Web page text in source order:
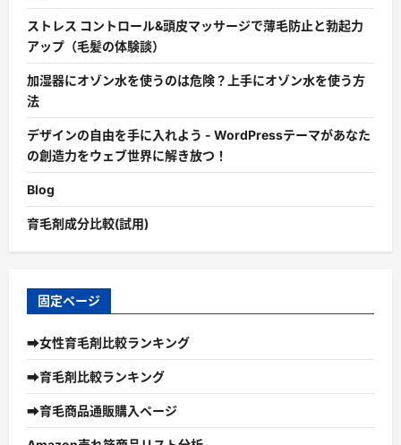
ストレス コントロール&頭皮マッサージで薄毛防止と勃起力
アップ（毛髪の体験談）
加湿器にオゾン水を使うのは危険？上手にオゾン水を使う方
法
デザインの自由を手に入れよう - WordPressテーマがあなた
の創造力をウェブ世界に解き放つ！
Blog
育毛剤成分比較(試用)
固定ページ
➡女性育毛剤比較ランキング
➡育毛剤比較ランキング
➡育毛商品通販購入ページ